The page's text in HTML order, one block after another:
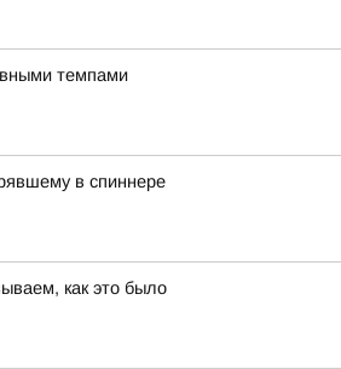
темпами
в спиннере
как это было